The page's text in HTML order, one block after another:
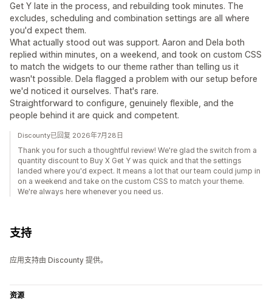
Get Y late in the process, and rebuilding took minutes. The
excludes, scheduling and combination settings are all where
you'd expect them.
What actually stood out was support. Aaron and Dela both
replied within minutes, on a weekend, and took on custom CSS
to match the widgets to our theme rather than telling us it
wasn't possible. Dela flagged a problem with our setup before
we'd noticed it ourselves. That's rare.
Straightforward to configure, genuinely flexible, and the
people behind it are quick and competent.
Discounty已回复 2026年7月28日
Thank you for such a thoughtful review! We're glad the switch from a
quantity discount to Buy X Get Y was quick and that the settings
landed where you'd expect. It means a lot that our team could jump in
on a weekend and take on the custom CSS to match your theme.
We're always here whenever you need us.
支持
应用支持由 Discounty 提供。
资源